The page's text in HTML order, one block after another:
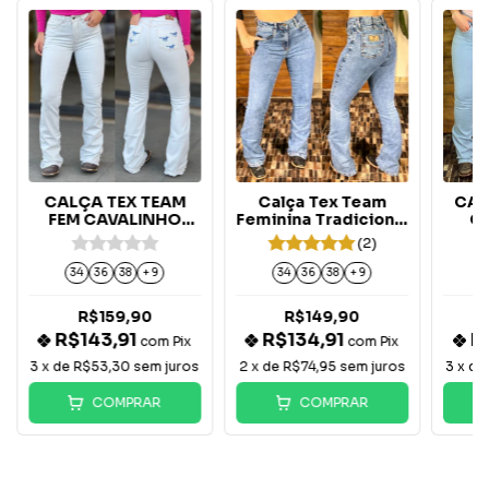
CALÇA TEX TEAM
FEM CAVALINHO
AZUL - BRANCA
34 36 38 + 9
R$159,90
R$143,91com Pix
3 x deR$53,30 sem juros
COMPRAR
Calça Tex Team
Feminina Tradicional
Flare Nevada -
Marmorizada
(2)
34 36 38 + 9
R$149,90
R$134,91com Pix
2 x deR$74,95 sem juros
COMPRAR
3 x de